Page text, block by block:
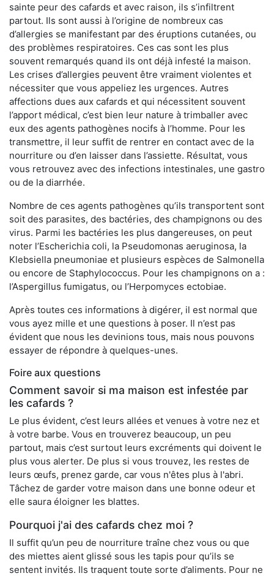
sainte peur des cafards et avec raison, ils s’infiltrent
partout. Ils sont aussi à l’origine de nombreux cas
d’allergies se manifestant par des éruptions cutanées, ou
des problèmes respiratoires. Ces cas sont les plus
souvent remarqués quand ils ont déjà infesté la maison.
Les crises d’allergies peuvent être vraiment violentes et
nécessiter que vous appeliez les urgences. Autres
affections dues aux cafards et qui nécessitent souvent
l’apport médical, c’est bien leur nature à trimballer avec
eux des agents pathogènes nocifs à l’homme. Pour les
transmettre, il leur suffit de rentrer en contact avec de la
nourriture ou d’en laisser dans l’assiette. Résultat, vous
vous retrouvez avec des infections intestinales, une gastro
ou de la diarrhée.
Nombre de ces agents pathogènes qu’ils transportent sont
soit des parasites, des bactéries, des champignons ou des
virus. Parmi les bactéries les plus dangereuses, on peut
noter l’Escherichia coli, la Pseudomonas aeruginosa, la
Klebsiella pneumoniae et plusieurs espèces de Salmonella
ou encore de Staphylococcus. Pour les champignons on a :
l’Aspergillus fumigatus, ou l’Herpomyces ectobiae.
Après toutes ces informations à digérer, il est normal que
vous ayez mille et une questions à poser. Il n’est pas
évident que nous les devinions tous, mais nous pouvons
essayer de répondre à quelques-unes.
Foire aux questions
Comment savoir si ma maison est infestée par
les cafards ?
Le plus évident, c’est leurs allées et venues à votre nez et
à votre barbe. Vous en trouverez beaucoup, un peu
partout, mais c’est surtout leurs excréments qui doivent le
plus vous alerter. De plus si vous trouvez, les restes de
leurs œufs, prenez garde, car vous n'êtes plus à l'abri.
Tâchez de garder votre maison dans une bonne odeur et
elle saura éloigner les blattes.
Pourquoi j'ai des cafards chez moi ?
Il suffit qu’un peu de nourriture traîne chez vous ou que
des miettes aient glissé sous les tapis pour qu’ils se
sentent invités. Ils traquent toute sorte d’aliments. Pour ne